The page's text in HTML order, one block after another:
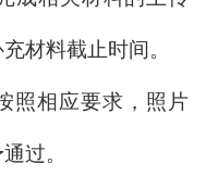
材料截止时间。
照相应要求，照片
过。